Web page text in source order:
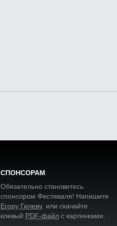
СПОНСОРАМ
Обязательно становитесь
спонсором Фестиваля! Напишите
Егору Гилеву, или скачайте
клевый PDF-файл с картинками